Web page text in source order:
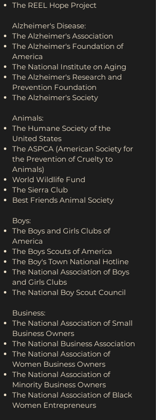
The REEL Hope Project
Alzheimer's Disease:
The Alzheimer's Association
The Alzheimer's Foundation of
America
The National Institute on Aging
The Alzheimer's Research and
Prevention Foundation
The Alzheimer's Society
Animals:
The Humane Society of the
United States
The ASPCA (American Society for
the Prevention of Cruelty to
Animals)
World Wildlife Fund
The Sierra Club
Best Friends Animal Society
Boys:
The Boys and Girls Clubs of
America
The Boys Scouts of America
The Boy's Town National Hotline
The National Association of Boys
and Girls Clubs
The National Boy Scout Council
Business:
The National Association of Small
Business Owners
The National Business Association
The National Association of
Women Business Owners
The National Association of
Minority Business Owners
The National Association of Black
Women Entrepreneurs